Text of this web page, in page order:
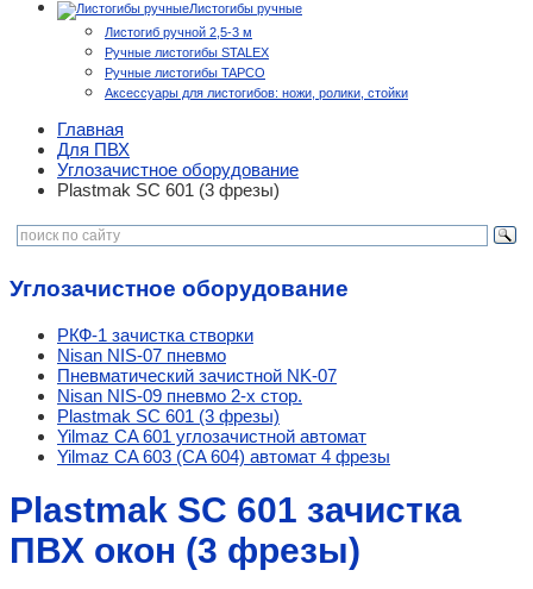
Листогибы ручные
Листогиб ручной 2,5-3 м
Ручные листогибы STALEX
Ручные листогибы TAPCO
Аксессуары для листогибов: ножи, ролики, стойки
Главная
Для ПВХ
Углозачистное оборудование
Plastmak SC 601 (3 фрезы)
Углозачистное оборудование
РКФ-1 зачистка створки
Nisan NIS-07 пневмо
Пневматический зачистной NK-07
Nisan NIS-09 пневмо 2-х стор.
Plastmak SC 601 (3 фрезы)
Yilmaz CA 601 углозачистной автомат
Yilmaz CA 603 (CA 604) автомат 4 фрезы
Plastmak SC 601 зачистка
ПВХ окон (3 фрезы)